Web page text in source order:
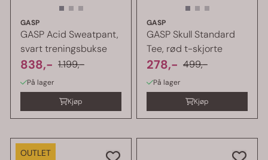
GASP
GASP Acid Sweatpant,
svart treningsbukse
838,- 1.199,-
På lager
Kjøp
GASP
GASP Skull Standard
Tee, rød t-skjorte
278,- 499,-
På lager
Kjøp
OUTLET